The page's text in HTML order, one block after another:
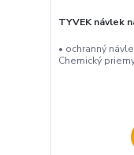
TYVEK návlek
• ochranný
Chemický